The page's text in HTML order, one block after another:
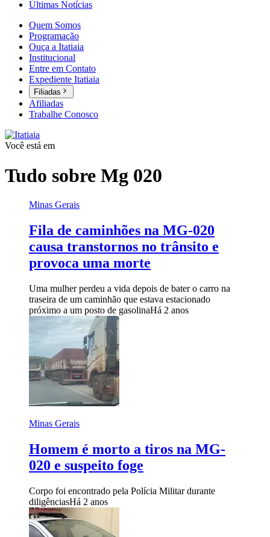
Últimas Notícias
Quem Somos
Programação
Ouça a Itatiaia
Institucional
Entre em Contato
Expediente Itatiaia
Filiadas
Afiliadas
Trabalhe Conosco
Você está em
Tudo sobre Mg 020
Minas Gerais
Fila de caminhões na MG-020
causa transtornos no trânsito e
provoca uma morte
Uma mulher perdeu a vida depois de bater o carro na
traseira de um caminhão que estava estacionado
próximo a um posto de gasolinaHá 2 anos
Minas Gerais
Homem é morto a tiros na MG-
020 e suspeito foge
Corpo foi encontrado pela Polícia Militar durante
diligênciasHá 2 anos